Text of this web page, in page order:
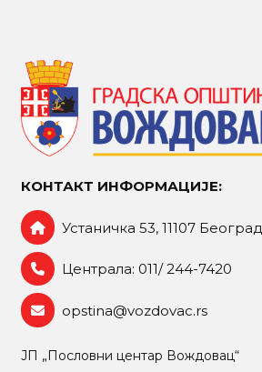
КОНТАКТ ИНФОРМАЦИЈЕ:
Устаничка 53, 11107 Београд
Централа: 011/ 244-7420
opstina@vozdovac.rs
ЈП „Пословни центар Вождовац“